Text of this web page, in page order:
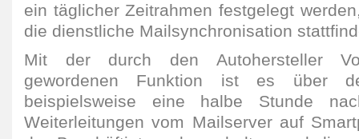
ein täglicher Zeitrahmen festgelegt
die dienstliche Mailsynchronisation
Mit der durch den Autohersteller
gewordenen Funktion ist es über
beispielsweise eine halbe Stunde
Weiterleitungen vom Mailserver auf